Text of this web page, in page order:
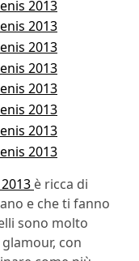
è ricca di
e che ti fanno
sono molto
con